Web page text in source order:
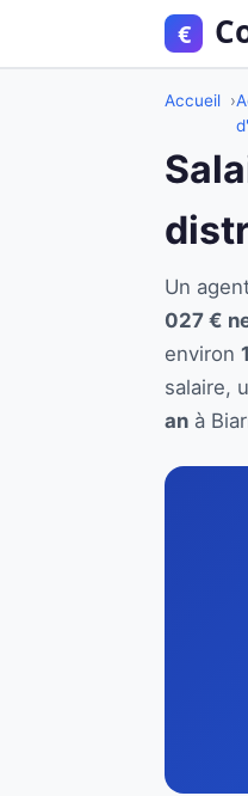
Accueil
Un
027 €
environ
salaire,
an à